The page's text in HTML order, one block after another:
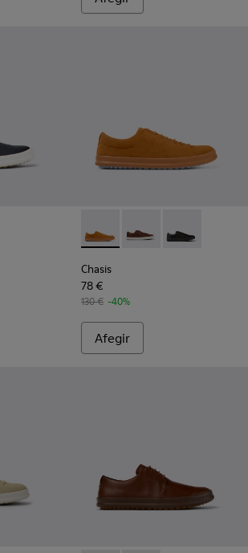
- Sabates de pell blaves Per a home.
016 - Sabates de pell marró per a
Chasis - K100373-042 -
Chasis - K100373-
Chasis -
Chasis
78 €
130 € -40%
Afegir